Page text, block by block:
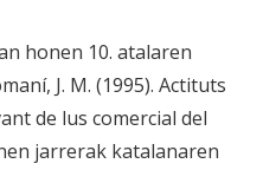
honen 10. atalaren
J. M. (1995). Actituts
de lus comercial del
jarrerak katalanaren